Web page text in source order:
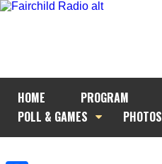
HOME PROGRAM
POLL & GAMES
PHOTOS